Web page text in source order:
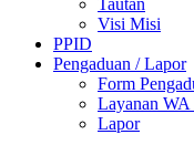
Visi Misi
PPID
Pengaduan / Lapor
Form
Layanan WA
Lapor